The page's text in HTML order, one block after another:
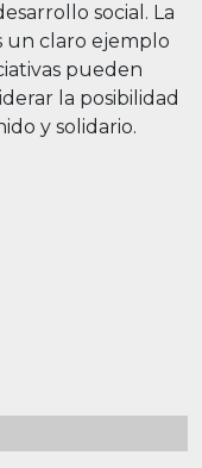
social. La
un claro ejemplo
pueden
la posibilidad
y solidario.